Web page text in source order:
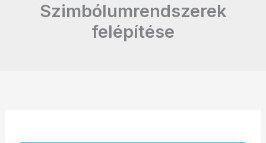
Szimbólumrendszerek
felépítése